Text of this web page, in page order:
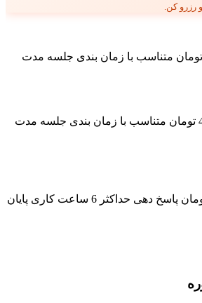
رزرو کن.
متناسب با زمان بندی جلسه مدت
متناسب با زمان بندی جلسه مدت
پاسخ دهی حداکثر 6 ساعت کاری
پایان